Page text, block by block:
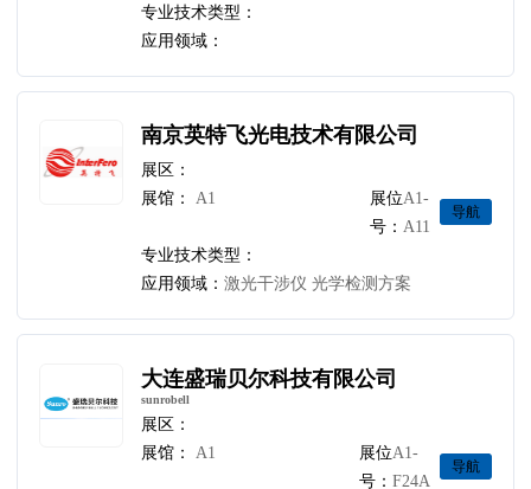
专业技术类型：
应用领域：
南京英特飞光电技术有限公司
展区：
展馆：
A1
展位
号：
A1-
A11
导航
专业技术类型：
应用领域：激光干涉仪 光学检测方案
大连盛瑞贝尔科技有限公司
sunrobell
展区：
展馆：
A1
展位
号：
A1-
F24A
导航